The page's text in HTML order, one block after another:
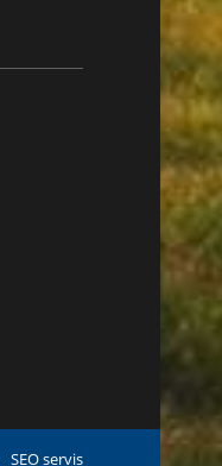
SEO servis